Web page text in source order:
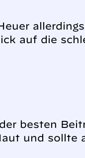
auf die
besten
und sollte